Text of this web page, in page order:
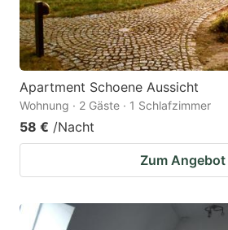
Apartment Schoene Aussicht
Wohnung · 2 Gäste · 1 Schlafzimmer
58 € /Nacht
Zum Angebot